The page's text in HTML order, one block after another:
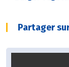
Partager